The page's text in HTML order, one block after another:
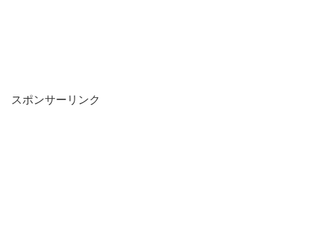
スポンサーリンク